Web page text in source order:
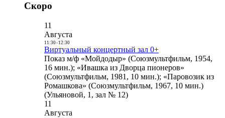
Скоро
11
Августа
11:30- 12:30
Виртуальный концертный зал 0+
Показ м/ф «Мойдодыр» (Союзмультфильм, 1954,
16 мин.); «Ивашка из Дворца пионеров»
(Союзмультфильм, 1981, 10 мин.); «Паровозик из
Ромашкова» (Союзмультфильм, 1967, 10 мин.)
(Ульяновой, 1, зал № 12)
11
Августа